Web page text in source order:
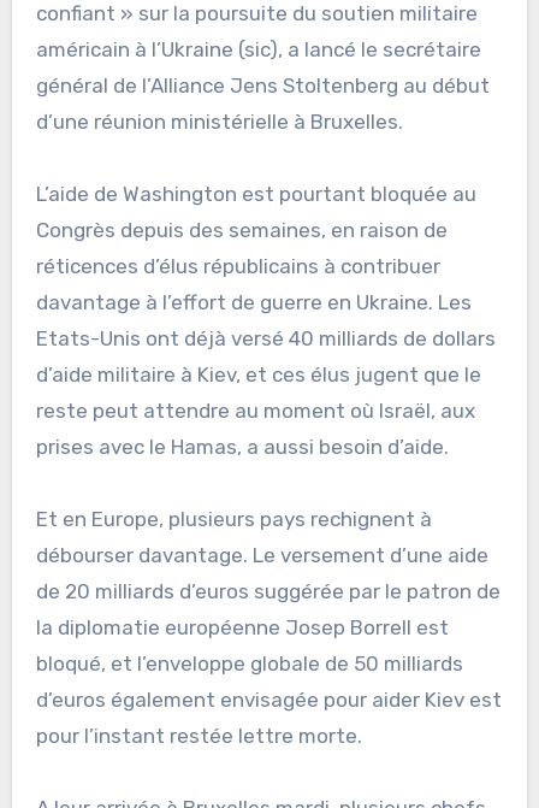
confiant » sur la poursuite du soutien militaire
américain à l’Ukraine (sic), a lancé le secrétaire
général de l’Alliance Jens Stoltenberg au début
d’une réunion ministérielle à Bruxelles.
L’aide de Washington est pourtant bloquée au
Congrès depuis des semaines, en raison de
réticences d’élus républicains à contribuer
davantage à l’effort de guerre en Ukraine. Les
Etats-Unis ont déjà versé 40 milliards de dollars
d’aide militaire à Kiev, et ces élus jugent que le
reste peut attendre au moment où Israël, aux
prises avec le Hamas, a aussi besoin d’aide.
Et en Europe, plusieurs pays rechignent à
débourser davantage. Le versement d’une aide
de 20 milliards d’euros suggérée par le patron de
la diplomatie européenne Josep Borrell est
bloqué, et l’enveloppe globale de 50 milliards
d’euros également envisagée pour aider Kiev est
pour l’instant restée lettre morte.